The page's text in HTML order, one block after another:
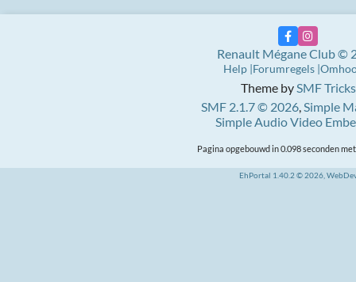
Theme bySMF Tricks
SMF 2.1.7 © 2026,Simple
Simple Audio Video
Renault Mégane Club ©
Help Forumregels
Pagina opgebouwd in 0.098 seconden
EhPortal 1.40.2 © 2026,